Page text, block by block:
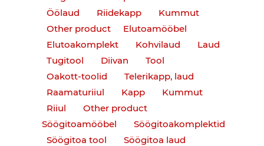
Öölaud
Riidekapp
Kummut
Other product
Elutoamööbel
Elutoakomplekt
Kohvilaud
Laud
Tugitool
Diivan
Tool
Oakott-toolid
Telerikapp, laud
Raamaturiiul
Kapp
Kummut
Riiul
Other product
Söögitoamööbel
Söögitoakomplektid
Söögitoa tool
Söögitoa laud